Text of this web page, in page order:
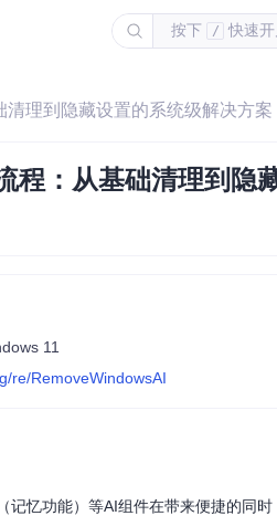
按下 / 快速
理到隐藏设置的系统级解决方案
：从基础清理到隐
11
re/RemoveWindowsAI
忆功能）等AI组件在带来便捷的同